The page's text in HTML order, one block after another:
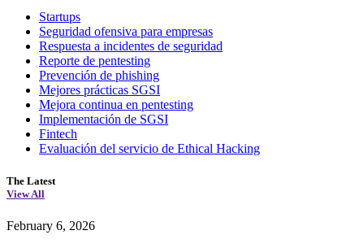
Startups
Seguridad ofensiva para empresas
Respuesta a incidentes de seguridad
Reporte de pentesting
Prevención de phishing
Mejores prácticas SGSI
Mejora continua en pentesting
Implementación de SGSI
Fintech
Evaluación del servicio de Ethical Hacking
The Latest
View All
February 6, 2026